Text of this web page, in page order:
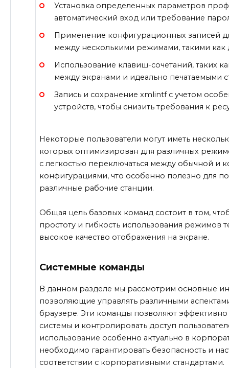
Установка определенных параметров
автоматический вход или требование
Применение конфигурационных записей
между несколькими режимами, такими
Использование клавиш-сочетаний, таких
между экранами и идеально печатаемыми
Запись и сохранение xmlintf с учетом
устройств, чтобы снизить требования к
Некоторые пользователи могут иметь
которых оптимизирован для различных
с легкостью переключаться между обычной и
конфигурациями, что особенно полезно для
различные рабочие станции.
Общая цель базовых команд состоит в том,
простоту и гибкость использования режимов
высокое качество отображения на экране.
Системные команды
В данном разделе мы рассмотрим основные
позволяющие управлять различными
браузере. Эти команды позволяют
системы и контролировать доступ
использование особенно актуально в
необходимо гарантировать безопасность и
соответствии с корпоративными стандартами.